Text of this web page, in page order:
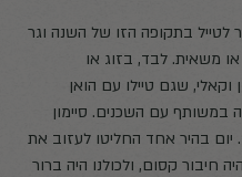
לטייל בתקופה הזו של השנה וגר
משאית. לבד, בזוג או
וקאלי, שגם טיילו עם הואן
במשותף עם השכנים. סיימון
יום בהיר אחד החליטו לעזוב את
חיבור קסום, ולכולנו היה ברור